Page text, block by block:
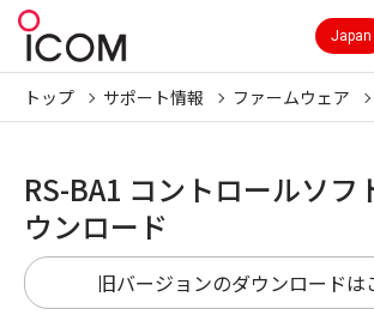
Japan
トップ サポート情報 ファームウェア
RS-BA1 コントロールソフ
ウンロード
旧バージョンのダウンロードは